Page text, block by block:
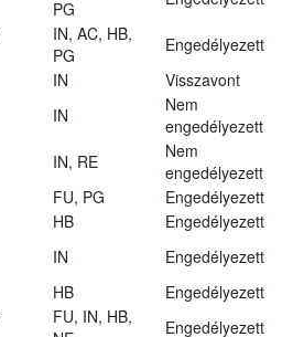
PG
IN, AC, HB,
PG
Engedélyezett
IN
Visszavont
IN
Nem
engedélyezett
IN, RE
Nem
engedélyezett
FU, PG
Engedélyezett
HB
Engedélyezett
IN
Engedélyezett
HB
Engedélyezett
FU, IN, HB,
Engedélyezett